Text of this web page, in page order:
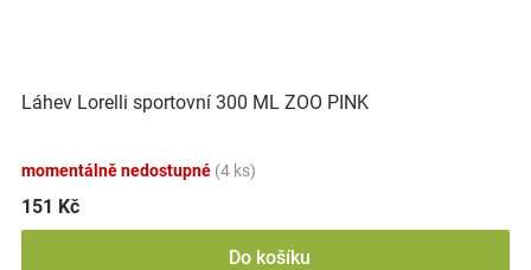
Láhev Lorelli sportovní 300 ML ZOO PINK
momentálně nedostupné (4 ks)
151 Kč
Do košíku